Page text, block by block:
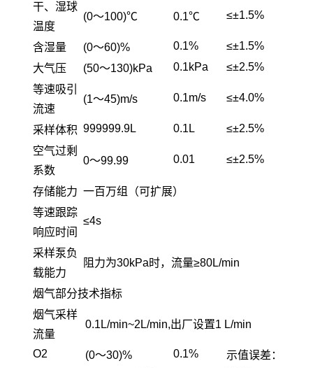
干、湿球
温度
(0～100)℃ 0.1℃ ≤±1.5%
含湿量 (0～60)% 0.1%
≤±1.5%
大气压
(50～130)kPa 0.1kPa
≤±2.5%
等速吸引
流速
(1～45)m/s 0.1m/s ≤±4.0%
采样体积 999999.9L 0.1L
≤±2.5%
空气过剩
系数
0～99.99 0.01 ≤±2.5%
存储能力 一百万组（可扩展）
等速跟踪
响应时间
≤4s
采样泵负
载能力
阻力为30kPa时，流量≥80L/min
烟气部分技术指标
烟气采样
流量
0.1L/min~2L/min,出厂设置1 L/min
O2 (0～30)% 0.1%
示值误差：